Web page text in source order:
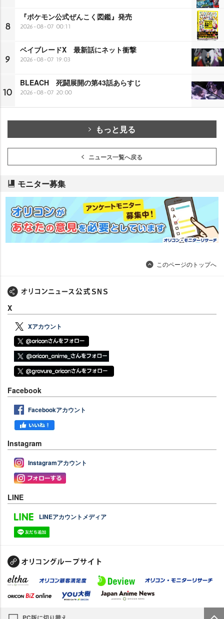
8
『ポケモン公式ぜんこく図鑑』発売
2026-08-07 00:11
9
ベイブレードX 最新話にネット衝撃
2026-08-07 19:03
10
BLEACH 死闘展開の第43話あらすじ
2026-08-07 20:00
もっと見る
ニュース一覧へ戻る
モニター募集
このページのトップへ
X
Xアカウント
Facebook
Facebookアカウント
Instagram
Instagramアカウント
LINE
LINEアカウントメディア